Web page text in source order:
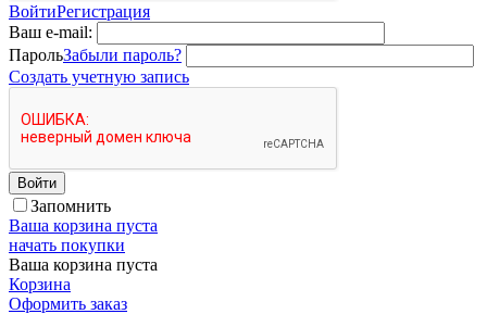
ВойтиРегистрация
Ваш e-mail:
ПарольЗабыли пароль?
Создать учетную запись
Войти
Запомнить
Ваша корзина пуста
начать покупки
Ваша корзина пуста
Корзина
Оформить заказ